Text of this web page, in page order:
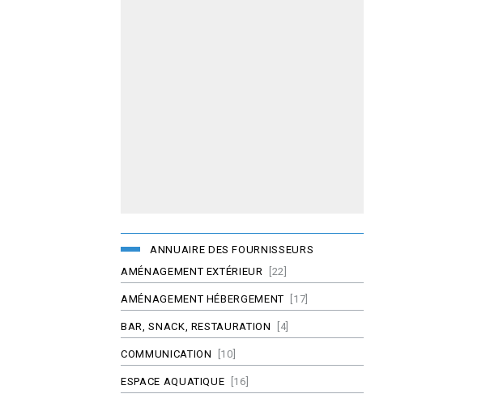
ANNUAIRE DES FOURNISSEURS
AMÉNAGEMENT EXTÉRIEUR
[22]
AMÉNAGEMENT HÉBERGEMENT [17]
BAR, SNACK, RESTAURATION [4]
COMMUNICATION [10]
ESPACE AQUATIQUE [16]